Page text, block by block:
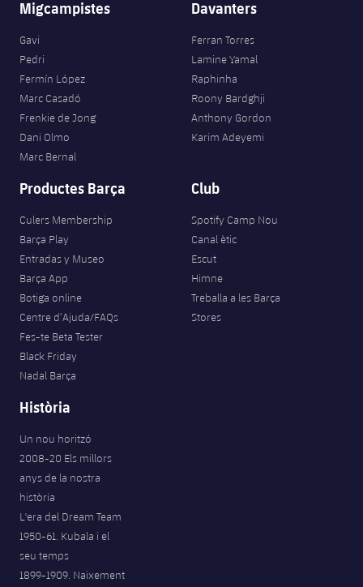
Migcampistes
Gavi
Pedri
Fermín López
Marc Casadó
Frenkie de Jong
Dani Olmo
Marc Bernal
Davanters
Ferran Torres
Lamine Yamal
Raphinha
Roony Bardghji
Anthony Gordon
Karim Adeyemi
Productes Barça
Culers Membership
Barça Play
Entradas y Museo
Barça App
Botiga online
Centre d’Ajuda/FAQs
Fes-te Beta Tester
Black Friday
Nadal Barça
Club
Spotify Camp Nou
Canal ètic
Escut
Himne
Treballa a les Barça
Stores
Història
Un nou horitzó
2008-20 Els millors
anys de la nostra
història
L'era del Dream Team
1950-61. Kubala i el
seu temps
1899-1909. Naixement